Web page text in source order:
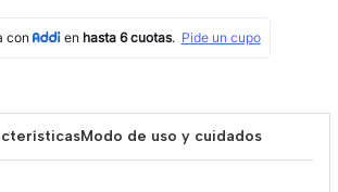
Modo de uso y cuidados